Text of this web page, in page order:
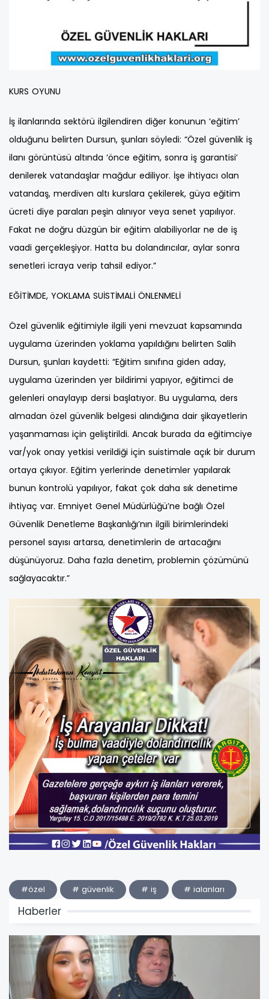
KURS OYUNU
İş ilanlarında sektörü ilgilendiren diğer konunun ‘eğitim’
olduğunu belirten Dursun, şunları söyledi: “Özel güvenlik iş
ilanı görüntüsü altında ‘önce eğitim, sonra iş garantisi’
denilerek vatandaşlar mağdur ediliyor. İşe ihtiyacı olan
vatandaş, merdiven altı kurslara çekilerek, güya eğitim
ücreti diye paraları peşin alınıyor veya senet yapılıyor.
Fakat ne doğru düzgün bir eğitim alabiliyorlar ne de iş
vaadi gerçekleşiyor. Hatta bu dolandırıcılar, aylar sonra
senetleri icraya verip tahsil ediyor.”
EĞİTİMDE, YOKLAMA SUİSTİMALİ ÖNLENMELİ
Özel güvenlik eğitimiyle ilgili yeni mevzuat kapsamında
uygulama üzerinden yoklama yapıldığını belirten Salih
Dursun, şunları kaydetti: “Eğitim sınıfına giden aday,
uygulama üzerinden yer bildirimi yapıyor, eğitimci de
gelenleri onaylayıp dersi başlatıyor. Bu uygulama, ders
almadan özel güvenlik belgesi alındığına dair şikayetlerin
yaşanmaması için geliştirildi. Ancak burada da eğitimciye
var/yok onay yetkisi verildiği için suistimale açık bir durum
ortaya çıkıyor. Eğitim yerlerinde denetimler yapılarak
bunun kontrolü yapılıyor, fakat çok daha sık denetime
ihtiyaç var. Emniyet Genel Müdürlüğü’ne bağlı Özel
Güvenlik Denetleme Başkanlığı’nın ilgili birimlerindeki
personel sayısı artarsa, denetimlerin de artacağını
düşünüyoruz. Daha fazla denetim, problemin çözümünü
sağlayacaktır.”
#özel # güvenlik # iş # ialanları
Haberler